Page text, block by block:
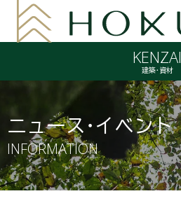
KENZAI
建築・資材
ニュース・イベント
INFORMATION